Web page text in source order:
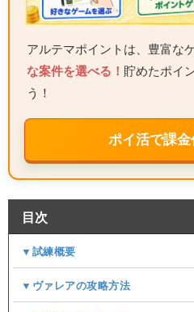
アルテマポイントは、豊富な
な案件を選べる！ 貯めたポイ
う！
ポイ活で課金
目次
▼試練概要
▼ヴァレアの攻略方法